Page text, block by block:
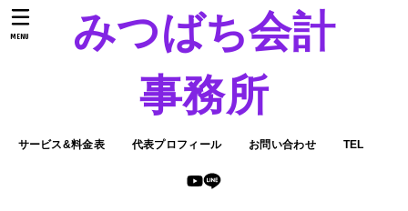
みつばち会計
事務所
サービス&料金表 代表プロフィール お問い合わせ TEL
MENU